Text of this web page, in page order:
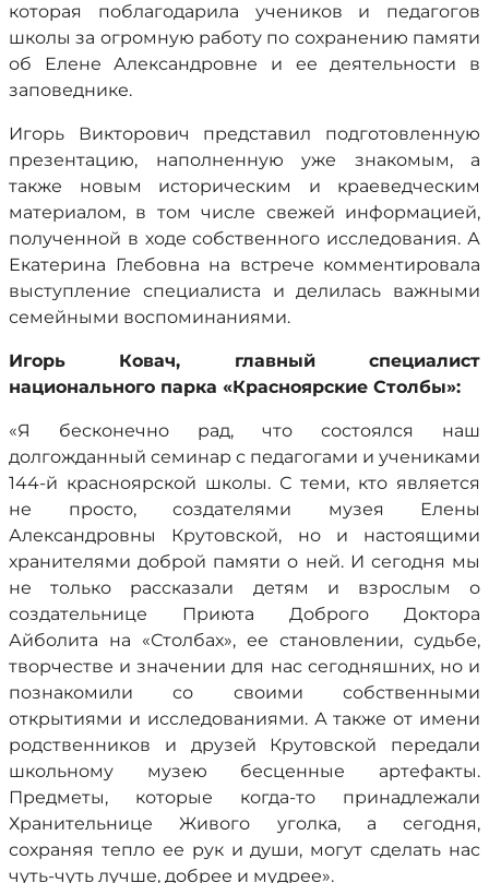
которая поблагодарила учеников и педагогов
школы за огромную работу по сохранению памяти
об Елене Александровне и ее деятельности в
заповеднике.
Игорь Викторович представил подготовленную
презентацию, наполненную уже знакомым, а
также новым историческим и краеведческим
материалом, в том числе свежей информацией,
полученной в ходе собственного исследования. А
Екатерина Глебовна на встрече комментировала
выступление специалиста и делилась важными
семейными воспоминаниями.
Игорь Ковач, главный специалист
национального парка «Красноярские Столбы»:
«Я бесконечно рад, что состоялся наш
долгожданный семинар с педагогами и учениками
144-й красноярской школы. С теми, кто является
не просто, создателями музея Елены
Александровны Крутовской, но и настоящими
хранителями доброй памяти о ней. И сегодня мы
не только рассказали детям и взрослым о
создательнице Приюта Доброго Доктора
Айболита на «Столбах», ее становлении, судьбе,
творчестве и значении для нас сегодняшних, но и
познакомили со своими собственными
открытиями и исследованиями. А также от имени
родственников и друзей Крутовской передали
школьному музею бесценные артефакты.
Предметы, которые когда-то принадлежали
Хранительнице Живого уголка, а сегодня,
сохраняя тепло ее рук и души, могут сделать нас
чуть-чуть лучше, добрее и мудрее».